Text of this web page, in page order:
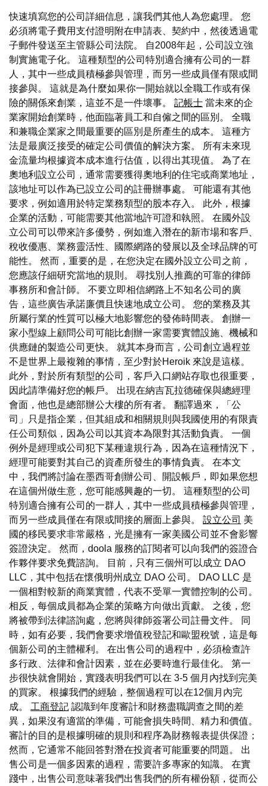
快速填寫您的公司詳細信息，讓我們其他人為您處理。 您
必須將電子費用支付證明附在申請表、契約中，然後透過電
子郵件發送至主管縣公司法院。 自2008年起，公司設立強
制實施電子化。 這種類型的公司特別適合擁有公司的一群
人，其中一些成員積極參與管理，而另一些成員僅有限或間
接參與。 這就是為什麼如果你一開始就以全職工作或有保
險的關係來創業，這並不是一件壞事。 記帳士 當未來的企
業家開始創業時，他面臨著員工和自僱之間的區別。 全職
和兼職企業家之間最重要的區別是所產生的成本。 這種方
法是最廣泛接受的確定公司價值的解決方案。 所有未來現
金流量均根據資本成本進行估值，以得出其現值。 為了在
奧地利設立公司，通常需要獲得奧地利的住宅或商業地址，
該地址可以作為已設立公司的註冊辦事處。 可能還有其他
要求，例如適用於特定業務類型的股本存入。 此外，根據
企業的活動，可能需要其他當地許可證和執照。 在國外設
立公司可以帶來許多優勢，例如進入潛在的新市場和客戶、
稅收優惠、業務靈活性、國際網路的發展以及全球品牌的可
能性。 然而，重要的是，在您決定在國外設立公司之前，
您應該仔細研究當地的規則。 尋找別人推薦的可靠的律師
事務所和會計師。 不要立即相信網路上不知名公司的廣
告，這些廣告承諾廉價且快速地成立公司。 您的業務及其
所屬行業的性質可以極大地影響您的發佈時間表。 創辦一
家小型線上顧問公司可能比創辦一家需要實體設施、機械和
供應鏈的製造公司更快。 就其本身而言，公司創立過程並
不是世界上最複雜的事情，至少對於Heroik 來說是這樣。
此外，對於所有類型的公司，客戶入口網站存取也很重要，
因此請準備好您的帳戶。 出現在納吉瓦拉德確保與總經理
會面，他也是總部辦公大樓的所有者。 翻譯過來，「公
司」只是指企業，但其組成和相關規則與我國使用的有限責
任公司類似，因為公司以其資本為限對其活動負責。 一個
例外是經理或公司犯下某種違規行為，因為在這種情況下，
經理可能要對其自己的資產所發生的事情負責。 在本文
中，我們將討論在墨西哥創辦公司、開設帳戶，即如果您想
在這個州做生意，您可能感興趣的一切。 這種類型的公司
特別適合擁有公司的一群人，其中一些成員積極參與管理，
而另一些成員僅在有限或間接的層面上參與。 設立公司 美
國的移民要求非常嚴格，光是擁有一家美國公司並不會影響
簽證決定。 然而，doola 服務的訂閱者可以向我們的簽證合
作夥伴要求免費諮詢。 目前，只有三個州可以成立 DAO
LLC，其中包括在懷俄明州成立 DAO 公司。 DAO LLC 是
一個相對較新的商業實體，代表不受單一實體控制的公司。
相反，每個成員都為企業的策略方向做出貢獻。 之後，您
將被帶到法律諮詢處，您將與律師簽署公司註冊文件。 同
時，如有必要，我們會要求增值稅登記和歐盟稅號，這是每
個新公司的主體權利。 在出售公司的過程中，必須檢查許
多行政、法律和會計因素，並在必要時進行最佳化。 第一
步很快就會開始，實踐表明我們可以在 3-5 個月內找到完美
的買家。 根據我們的經驗，整個過程可以在12個月內完
成。 工商登記 認識到年度審計和財務盡職調查之間的差
異，如果沒有適當的準備，可能會損失時間、精力和價值。
審計的目的是根據明確的規則和程序為財務報表提供保證；
然而，它通常不能回答對潛在投資者可能重要的問題。 出
售公司是一個多因素的過程，需要許多專家的知識。 在實
踐中，出售公司意味著我們出售我們的所有權份額，從而公